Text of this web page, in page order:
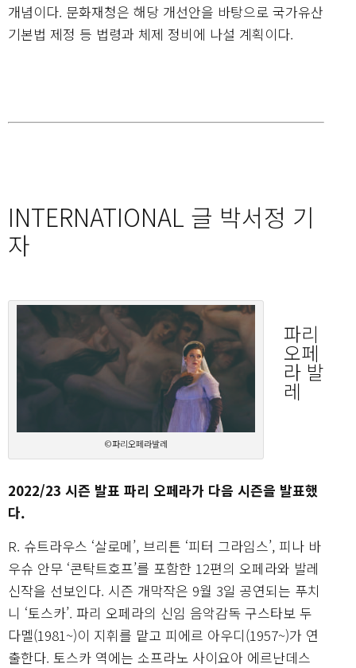
개념이다. 문화재청은 해당 개선안을 바탕으로 국가유산
기본법 제정 등 법령과 체제 정비에 나설 계획이다.
INTERNATIONAL 글 박서정 기
자
©파리오페라발레
파리
오페
라 발
레
2022/23 시즌 발표 파리 오페라가 다음 시즌을 발표했
다.
R. 슈트라우스 ‘살로메’, 브리튼 ‘피터 그라임스’, 피나 바
우슈 안무 ‘콘탁트호프’를 포함한 12편의 오페라와 발레
신작을 선보인다. 시즌 개막작은 9월 3일 공연되는 푸치
니 ‘토스카’. 파리 오페라의 신임 음악감독 구스타보 두
다멜(1981~)이 지휘를 맡고 피에르 아우디(1957~)가 연
출한다. 토스카 역에는 소프라노 사이요아 에르난데스